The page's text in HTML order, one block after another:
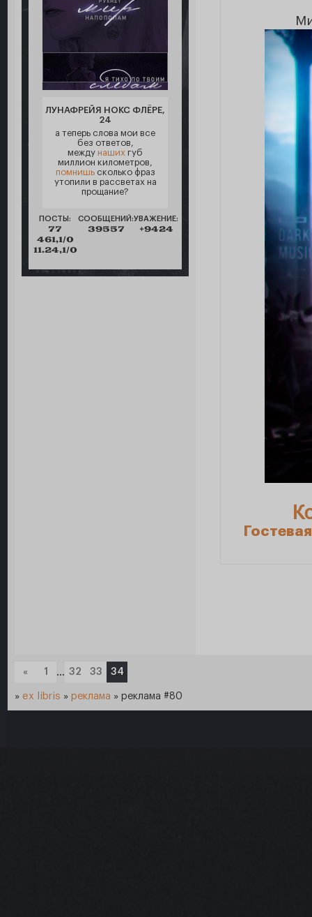
ЛУНАФРЕЙЯ НОКС ФЛЁРЕ,
24
а теперь слова мои все
без ответов,
между наших губ
миллион километров,
помнишьсколько фраз
утопили в рассветах на
прощание?
ПОСТЫ:
77
461,1/0
11.24,1/0
СООБЩЕНИЙ:
39557
УВАЖЕНИЕ:
+9424
Гостевая
« 1 … 32 33 34
» ex libris » реклама » реклама #80